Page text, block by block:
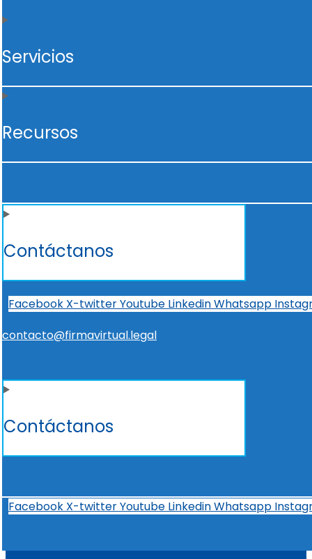
Servicios
Recursos
Contáctanos
Facebook X-twitterYoutube LinkedinWhatsapp
contacto@firmavirtual.legal
Contáctanos
Facebook X-twitterYoutube LinkedinWhatsapp